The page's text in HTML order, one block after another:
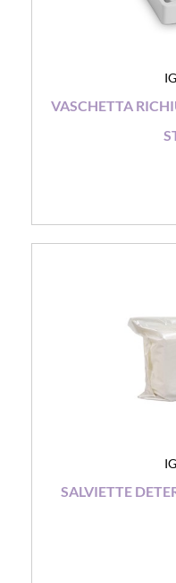
VASCHETTA
SALVIETTE